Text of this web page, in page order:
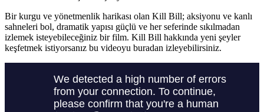
Bir kurgu ve yönetmenlik harikası olan Kill Bill; aksiyonu ve kanlı
sahneleri bol, dramatik yapısı güçlü ve her seferinde sıkılmadan
izlemek isteyebileceğiniz bir film. Kill Bill hakkında yeni şeyler
keşfetmek istiyorsanız bu videoyu buradan izleyebilirsiniz.